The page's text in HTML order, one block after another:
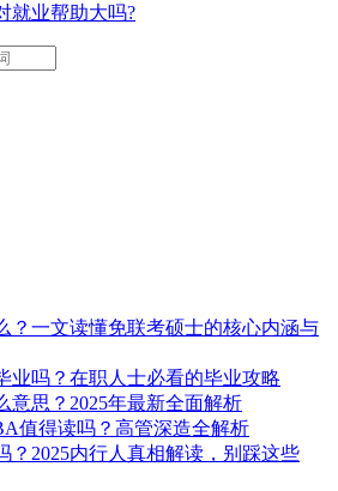
就业帮助大吗?
？一文读懂免联考硕士的核心内涵与
业吗？在职人士必看的毕业攻略
意思？2025年最新全面解析
值得读吗？高管深造全解析
？2025内行人真相解读，别踩这些